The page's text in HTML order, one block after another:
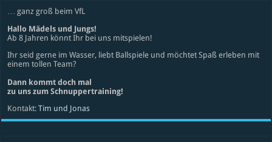
… ganz groß beim VfL
Hallo Mädels und Jungs!
Ab 8 Jahren könnt Ihr bei uns mitspielen!
Ihr seid gerne im Wasser, liebt Ballspiele und möchtet Spaß erleben mit
einem tollen Team?
Dann kommt doch mal
zu uns zum Schnuppertraining!
Kontakt:Tim und Jonas